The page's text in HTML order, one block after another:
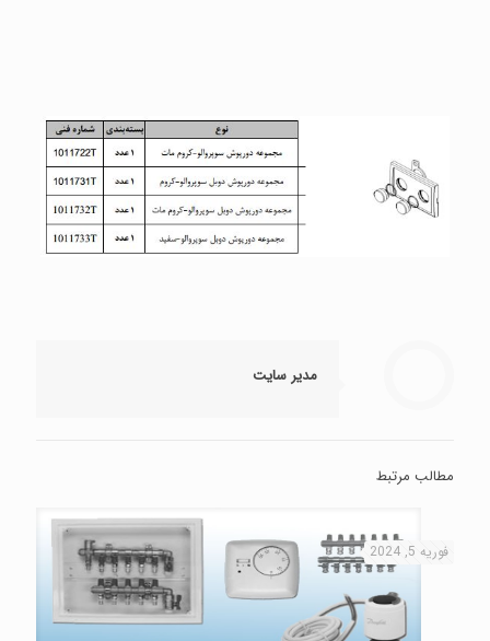
مدیر سایت
مطالب مرتبط
فوریه 5, 2024